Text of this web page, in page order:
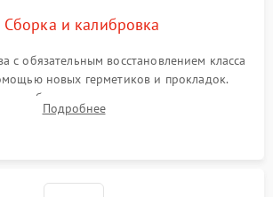
Сборка и калибровка
с обязательным восстановлением класса
новых герметиков и прокладок.
калибровка матрицы по эталонному
телу для точного измерения температур.
Подробнее